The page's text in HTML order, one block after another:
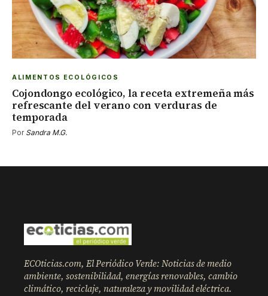
ALIMENTOS ECOLÓGICOS
Cojondongo ecológico, la receta extremeña más
refrescante del verano con verduras de
temporada
Por Sandra M.G.
ECOticias.com, El Periódico Verde: Noticias de medio
ambiente, sostenibilidad, energías renovables, cambio
climático, reciclaje, naturaleza y movilidad eléctrica.